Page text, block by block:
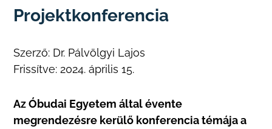
Projektkonferencia
Szerző: Dr. Pálvölgyi Lajos
Frissítve: 2024. április 15.
Az Óbudai Egyetem által évente
megrendezésre kerülő konferencia témája a